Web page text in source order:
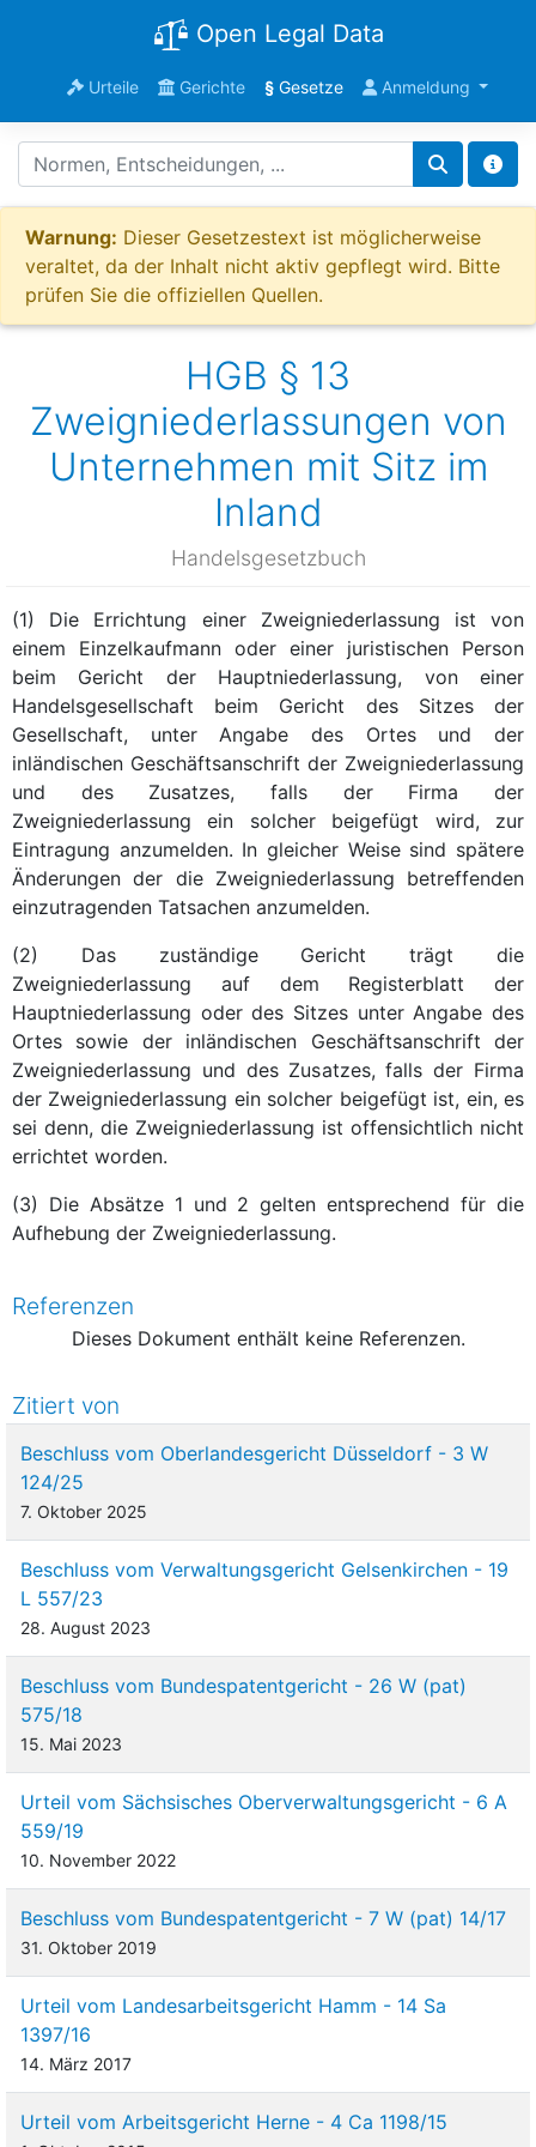
Open Legal Data
Urteile Gerichte §Gesetze Anmeldung
Warnung: Dieser Gesetzestext ist möglicherweise
veraltet, da der Inhalt nicht aktiv gepflegt wird. Bitte
prüfen Sie die offiziellen Quellen.
HGB § 13
Zweigniederlassungen von
Unternehmen mit Sitz im
Inland
Handelsgesetzbuch
(1) Die Errichtung einer Zweigniederlassung ist von
einem Einzelkaufmann oder einer juristischen Person
beim Gericht der Hauptniederlassung, von einer
Handelsgesellschaft beim Gericht des Sitzes der
Gesellschaft, unter Angabe des Ortes und der
inländischen Geschäftsanschrift der Zweigniederlassung
und des Zusatzes, falls der Firma der
Zweigniederlassung ein solcher beigefügt wird, zur
Eintragung anzumelden. In gleicher Weise sind spätere
Änderungen der die Zweigniederlassung betreffenden
einzutragenden Tatsachen anzumelden.
(2) Das zuständige Gericht trägt die
Zweigniederlassung auf dem Registerblatt der
Hauptniederlassung oder des Sitzes unter Angabe des
Ortes sowie der inländischen Geschäftsanschrift der
Zweigniederlassung und des Zusatzes, falls der Firma
der Zweigniederlassung ein solcher beigefügt ist, ein, es
sei denn, die Zweigniederlassung ist offensichtlich nicht
errichtet worden.
(3) Die Absätze 1 und 2 gelten entsprechend für die
Aufhebung der Zweigniederlassung.
Referenzen
Dieses Dokument enthält keine Referenzen.
Zitiert von
Beschluss vom Oberlandesgericht Düsseldorf - 3 W
124/25
7. Oktober 2025
Beschluss vom Verwaltungsgericht Gelsenkirchen - 19
L 557/23
28. August 2023
Beschluss vom Bundespatentgericht - 26 W (pat)
575/18
15. Mai 2023
Urteil vom Sächsisches Oberverwaltungsgericht - 6 A
559/19
10. November 2022
Beschluss vom Bundespatentgericht - 7 W (pat) 14/17
31. Oktober 2019
Urteil vom Landesarbeitsgericht Hamm - 14 Sa
1397/16
14. März 2017
Urteil vom Arbeitsgericht Herne - 4 Ca 1198/15